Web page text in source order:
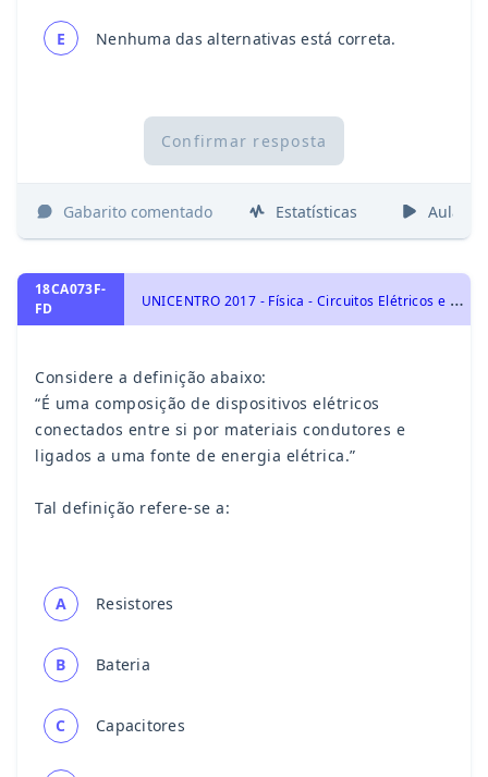
E Nenhuma das alternativas está correta.
Confirmar resposta
Gabarito comentado Estatísticas Aulas
18CA073F-
FD
U
NICENTRO 2017 - Física - Circuitos Elétricos e Leis de Kirchhoff, Eletricidade
Considere a definição abaixo:
“É uma composição de dispositivos elétricos
conectados entre si por materiais condutores e
ligados a uma fonte de energia elétrica.”
Tal definição refere-se a:
A Resistores
B Bateria
C Capacitores